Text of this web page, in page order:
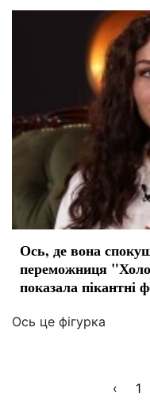
Ось, де вона
переможниця
показала пікантні
Ось це фігурка
‹ 1